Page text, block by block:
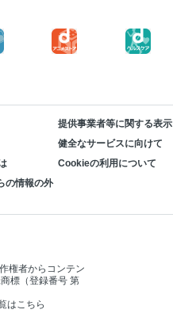
提供事業者等に関する表示
健全なサービスに向けて
Cookieの利用について
の情報の外
権者からコンテン
標（登録番号 第
はこちら